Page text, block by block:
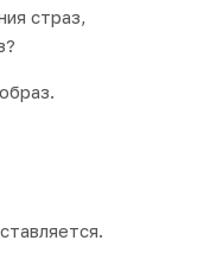
страз,